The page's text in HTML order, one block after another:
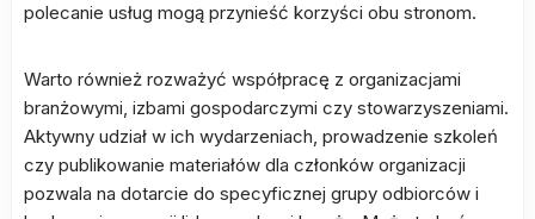
polecanie usług mogą przynieść korzyści obu stronom.
Warto również rozważyć współpracę z organizacjami
branżowymi, izbami gospodarczymi czy stowarzyszeniami.
Aktywny udział w ich wydarzeniach, prowadzenie szkoleń
czy publikowanie materiałów dla członków organizacji
pozwala na dotarcie do specyficznej grupy odbiorców i